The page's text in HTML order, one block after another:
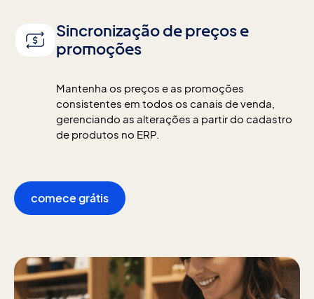
Sincronização de preços e
promoções
Mantenha os preços e as promoções
consistentes em todos os canais de venda,
gerenciando as alterações a partir do cadastro
de produtos no ERP.
comece grátis